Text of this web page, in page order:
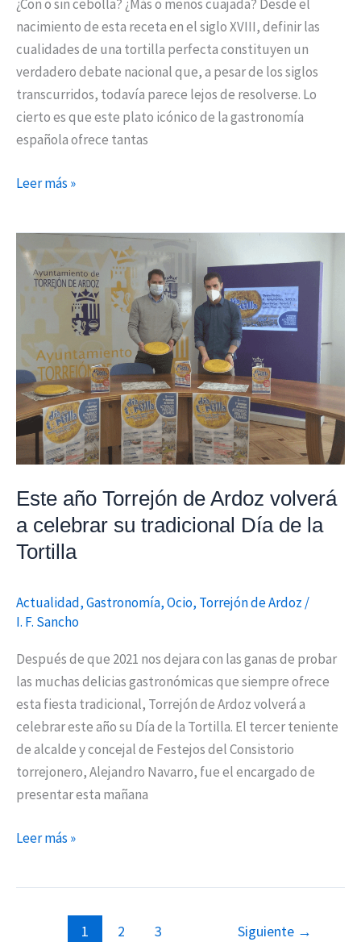
¿Con o sin cebolla? ¿Más o menos cuajada? Desde el
nacimiento de esta receta en el siglo XVIII, definir las
cualidades de una tortilla perfecta constituyen un
verdadero debate nacional que, a pesar de los siglos
transcurridos, todavía parece lejos de resolverse. Lo
cierto es que este plato icónico de la gastronomía
española ofrece tantas
Leer más »
Este año Torrejón de Ardoz volverá
a celebrar su tradicional Día de la
Tortilla
Actualidad,Gastronomía,Ocio, Torrejón de Ardoz /
I. F. Sancho
Después de que 2021 nos dejara con las ganas de probar
las muchas delicias gastronómicas que siempre ofrece
esta fiesta tradicional, Torrejón de Ardoz volverá a
celebrar este año su Día de la Tortilla. El tercer teniente
de alcalde y concejal de Festejos del Consistorio
torrejonero, Alejandro Navarro, fue el encargado de
presentar esta mañana
Este
año
Torrejón
de
Ardoz
volverá
a
celebrar
su
tradicional
Día
de
Tortilla
Leer más »
1 2 3 Siguiente →